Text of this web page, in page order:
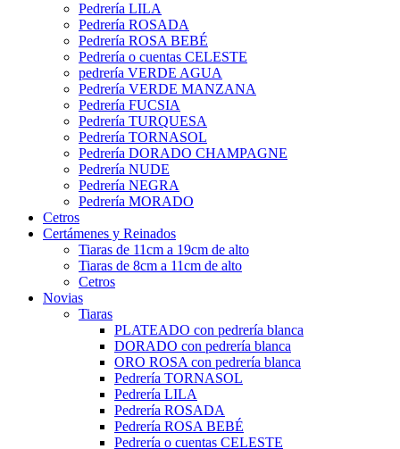
Pedrería LILA
Pedrería ROSADA
Pedrería ROSA BEBÉ
Pedrería o cuentas CELESTE
pedrería VERDE AGUA
Pedrería VERDE MANZANA
Pedrería FUCSIA
Pedrería TURQUESA
Pedrería TORNASOL
Pedrería DORADO CHAMPAGNE
Pedrería NUDE
Pedrería NEGRA
Pedrería MORADO
Cetros
Certámenes y Reinados
Tiaras de 11cm a 19cm de alto
Tiaras de 8cm a 11cm de alto
Cetros
Novias
Tiaras
PLATEADO con pedrería blanca
DORADO con pedrería blanca
ORO ROSA con pedrería blanca
Pedrería TORNASOL
Pedrería LILA
Pedrería ROSADA
Pedrería ROSA BEBÉ
Pedrería o cuentas CELESTE